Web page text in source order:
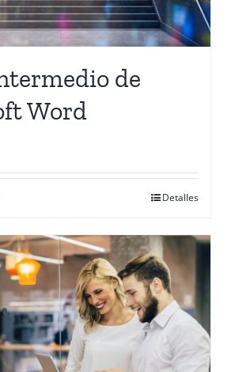
de
Word
Detalles